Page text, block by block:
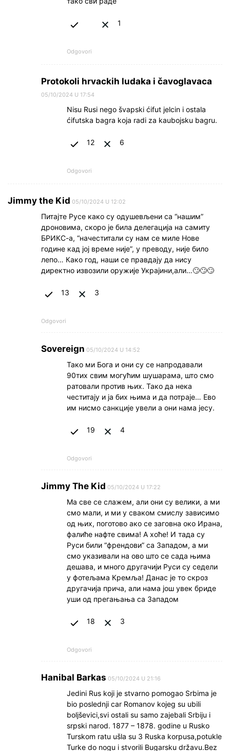
1
Odgovori
Protokoli hrvackih ludaka i čavoglavaca
05/10/2024 U 17:54
Nisu Rusi nego švapski ćifut jelcin i ostala
ćifutska bagra koja radi za kaubojsku bagru.
12 6
Odgovori
Jimmy the Kid 05/10/2024 U 12:02
Питајте Русе како су одушевљени са “нашим”
дроновима, скоро је била делегација на самиту
БРИКС-а, “начеститали су нам се миле Нове
године кад јој време није”, у преводу, није било
лепо… Како год, наши се правдају да нису
директно извозили оружије Украјини,али…🙄🙄🙄
13 3
Odgovori
Sovereign 05/10/2024 U 14:52
Тако ми Бога и они су се напродавали
90тих свим могућим шушарама, што смо
ратовали против њих. Тако да нека
честитају и ја бих њима и да потраје… Ево
им нисмо санкције увели а они нама јесу.
19 4
Odgovori
Jimmy The Kid 05/10/2024 U 17:22
Ма све се слажем, али они су велики, а ми
смо мали, и ми у сваком смислу зависимо
од њих, поготово ако се заговна око Ирана,
фалиће нафте свима! А хоће! И тада су
Руси били “френдови” са Западом, а ми
смо указивали на ово што се сада њима
дешава, и много другачији Руси су седели
у фотељама Кремља! Данас је то скроз
другачија прича, али нама још увек бриде
уши од прегањања са Западом
18 3
Odgovori
Hanibal Barkas 05/10/2024 U 21:16
Jedini Rus koji je stvarno pomogao Srbima je
bio poslednji car Romanov kojeg su ubili
boljševici,svi ostali su samo zajebali Srbiju i
srpski narod. 1877 – 1878. godine u Rusko
Turskom ratu ušla su 3 Ruska korpusa,potukle
Turke do nogu i stvorili Bugarsku državu.Bez